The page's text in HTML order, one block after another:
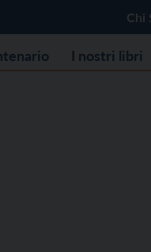
Chi
I nostri libri